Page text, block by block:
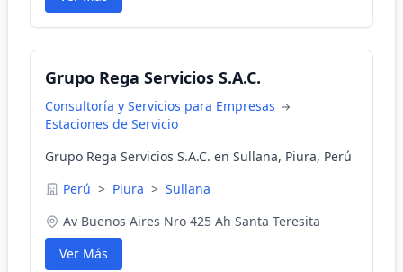
Grupo Rega Servicios S.A.C.
Consultoría y Servicios para Empresas
Estaciones de Servicio
Grupo Rega Servicios S.A.C. en Sullana, Piura, Perú
Perú > Piura > Sullana
Av Buenos Aires Nro 425 Ah Santa Teresita
Ver Más